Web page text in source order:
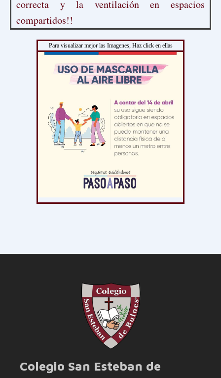
correcta y la ventilación en espacios
compartidos!!
Para visualizar mejor las Imagenes, Haz click en ellas
Colegio San Esteban de